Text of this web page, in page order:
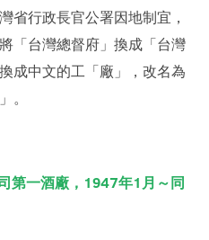
省行政長官公署因地制宜，
「台灣總督府」換成「台灣
成中文的工「廠」，改名為
。
第一酒廠，1947年1月～同